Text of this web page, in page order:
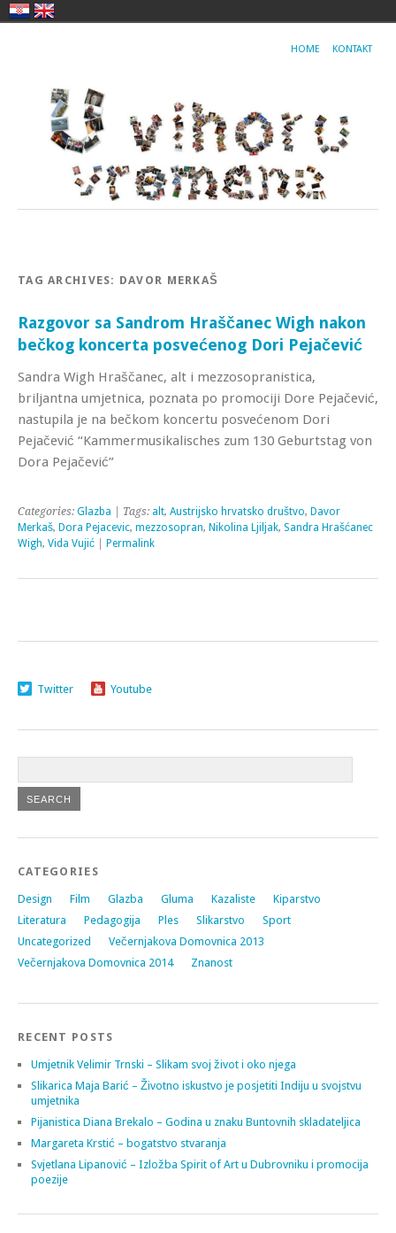
HOME KONTAKT
TAG ARCHIVES: DAVOR MERKAŠ
Razgovor sa Sandrom Hraščanec Wigh nakon
bečkog koncerta posvećenog Dori Pejačević
Sandra Wigh Hraščanec, alt i mezzosopranistica,
briljantna umjetnica, poznata po promociji Dore Pejačević,
nastupila je na bečkom koncertu posvećenom Dori
Pejačević “Kammermusikalisches zum 130 Geburtstag von
Dora Pejačević”
Categories: Glazba | Tags: alt, Austrijsko hrvatsko društvo, Davor
Merkaš, Dora Pejacevic, mezzosopran, Nikolina Ljiljak, Sandra Hrašćanec
Wigh, Vida Vujić Permalink
Twitter Youtube
CATEGORIES
Design Film Glazba Gluma Kazaliste
Kiparstvo
Literatura
Pedagogija Ples Slikarstvo
Sport
Uncategorized
Večernjakova Domovnica 2013
Večernjakova Domovnica 2014
Znanost
RECENT POSTS
Umjetnik Velimir Trnski – Slikam svoj život i oko njega
Slikarica Maja Barić – Životno iskustvo je posjetiti Indiju u svojstvu
umjetnika
Pijanistica Diana Brekalo – Godina u znaku Buntovnih skladateljica
Margareta Krstić – bogatstvo stvaranja
Svjetlana Lipanović – Izložba Spirit of Art u Dubrovniku i promocija
poezije